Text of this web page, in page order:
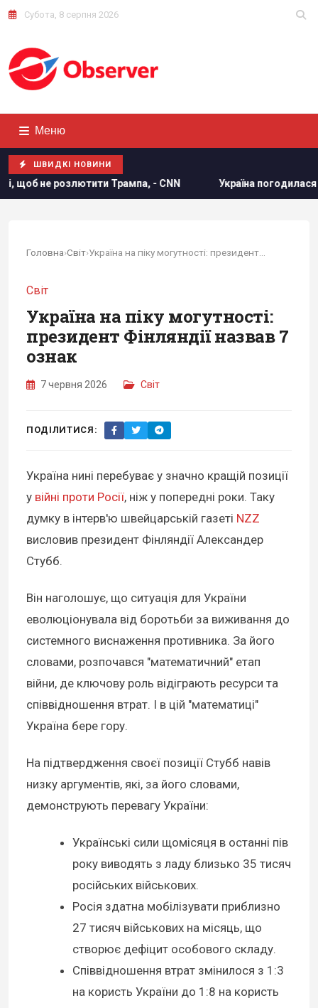
Субота, 8 серпня 2026
Меню
ШВИДКІ НОВИНИ
Трампа, - CNN Україна погодилася не атакувати
Головна›Світ›Україна на піку могутності: президент...
Світ
Україна на піку могутності:
президент Фінляндії назвав 7
ознак
7 червня 2026 Світ
ПОДІЛИТИСЯ:
Україна нині перебуває у значно кращій позиції
у війні проти Росії, ніж у попередні роки. Таку
думку в інтерв'ю швейцарській газеті NZZ
висловив президент Фінляндії Александер
Стубб.
Він наголошує, що ситуація для України
еволюціонувала від боротьби за виживання до
системного виснаження противника. За його
словами, розпочався "математичний" етап
війни, де ключову роль відіграють ресурси та
співвідношення втрат. І в цій "математиці"
Україна бере гору.
На підтвердження своєї позиції Стубб навів
низку аргументів, які, за його словами,
демонструють перевагу України:
Українські сили щомісяця в останні пів
року виводять з ладу близько 35 тисяч
російських військових.
Росія здатна мобілізувати приблизно
27 тисяч військових на місяць, що
створює дефіцит особового складу.
Співвідношення втрат змінилося з 1:3
на користь України до 1:8 на користь